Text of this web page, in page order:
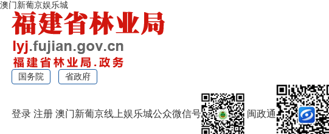
澳门新葡京娱乐城
国务院 省政府
登录 注册 澳门新葡京线上娱乐城公众微信号 闽政通